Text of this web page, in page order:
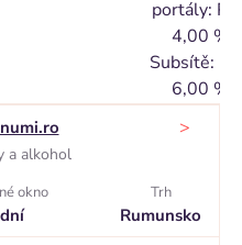
portály:
4,00 %
Subsítě:
6,00 %
a alkohol
>
okno Trh
Rumunsko